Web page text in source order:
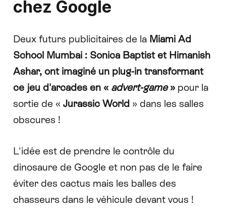
chez Google
Deux futurs publicitaires de la Miami Ad
School Mumbai : Sonica Baptist et Himanish
Ashar, ont imaginé un plug-in transformant
ce jeu d'arcades en « advert-game»pour la
sortie de « Jurassic World » dans les salles
obscures !
L'idée est de prendre le contrôle du
dinosaure de Google et non pas de le faire
éviter des cactus mais les balles des
chasseurs dans le véhicule devant vous !